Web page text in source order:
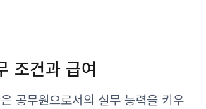
조건과 급여
공무원으로서의 실무 능력을 키우